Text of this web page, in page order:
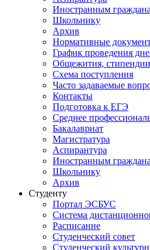
Иностранным
Школьнику
Архив
Нормативные
График проведения
Общежития,
Схема поступления
Часто задаваемые
Контакты
Подготовка к ЕГЭ
Среднее
Бакалавриат
Магистратура
Аспирантура
Иностранным
Школьнику
Архив
Студенту
Портал ЭСБУС
Система
Расписание
Студенческий совет
Студенческий